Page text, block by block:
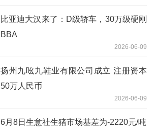
比亚迪大汉来了：D级轿车，30万级硬刚
BBA
2026-06-09
扬州九吆九鞋业有限公司成立 注册资本
50万人民币
2026-06-09
6月8日生意社生猪市场基差为-2220元/吨